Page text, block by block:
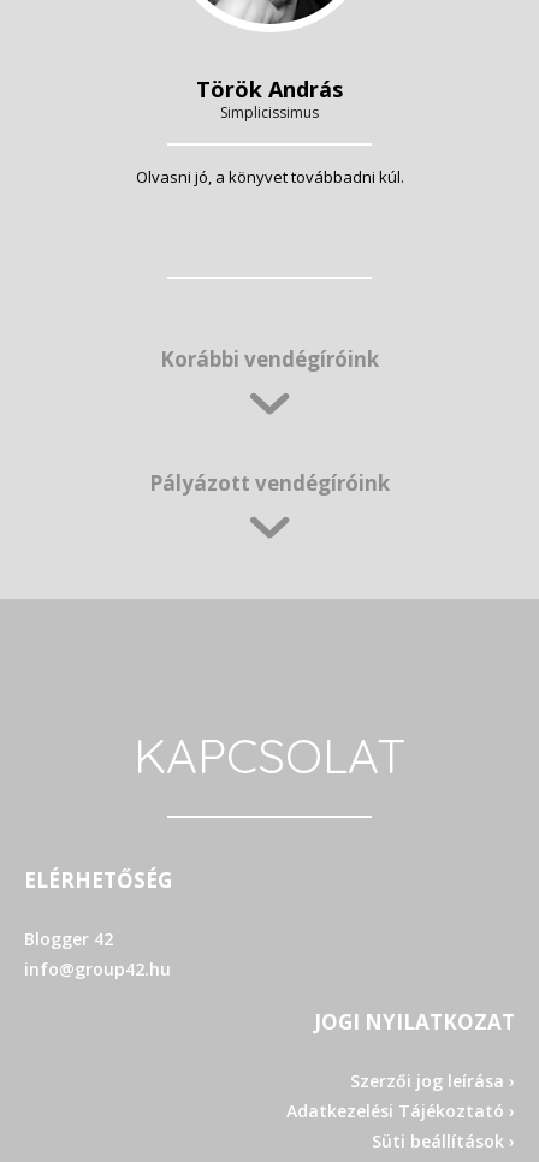
Török András
Simplicissimus
Olvasni jó, a könyvet továbbadni kúl.
Korábbi vendégíróink
Pályázott vendégíróink
KAPCSOLAT
ELÉRHETŐSÉG
Blogger 42
info@group42.hu
JOGI NYILATKOZAT
Szerzői jog leírása ›
Adatkezelési Tájékoztató ›
Süti beállítások ›